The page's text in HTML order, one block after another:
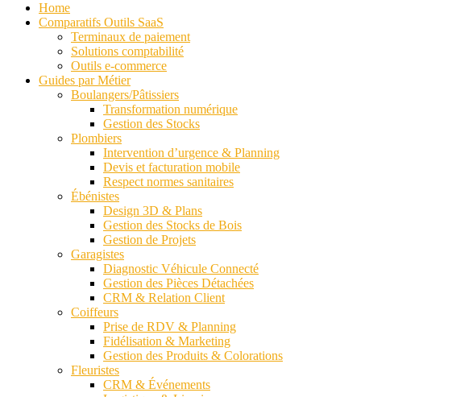
Home
Comparatifs Outils SaaS
Terminaux de paiement
Solutions comptabilité
Outils e-commerce
Guides par Métier
Boulangers/Pâtissiers
Transformation numérique
Gestion des Stocks
Plombiers
Intervention d’urgence & Planning
Devis et facturation mobile
Respect normes sanitaires
Ébénistes
Design 3D & Plans
Gestion des Stocks de Bois
Gestion de Projets
Garagistes
Diagnostic Véhicule Connecté
Gestion des Pièces Détachées
CRM & Relation Client
Coiffeurs
Prise de RDV & Planning
Fidélisation & Marketing
Gestion des Produits & Colorations
Fleuristes
CRM & Événements